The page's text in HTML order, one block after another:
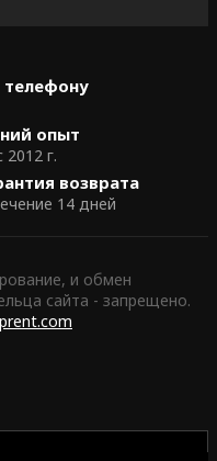
телефону
опыт
г.
возврата
14 дней
и обмен
сайта - запрещено.